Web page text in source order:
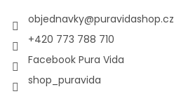
objednavky@puravidashop.cz
+420 773 788 710
Facebook Pura Vida
shop_puravida